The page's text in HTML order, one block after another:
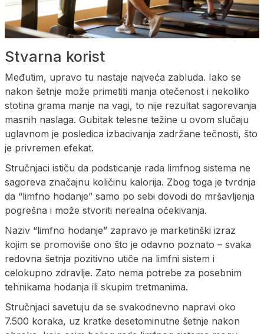
Stvarna korist
Međutim, upravo tu nastaje najveća zabluda. Iako se
nakon šetnje može primetiti manja otečenost i nekoliko
stotina grama manje na vagi, to nije rezultat sagorevanja
masnih naslaga. Gubitak telesne težine u ovom slučaju
uglavnom je posledica izbacivanja zadržane tečnosti, što
je privremen efekat.
Stručnjaci ističu da podsticanje rada limfnog sistema ne
sagoreva značajnu količinu kalorija. Zbog toga je tvrdnja
da “limfno hodanje” samo po sebi dovodi do mršavljenja
pogrešna i može stvoriti nerealna očekivanja.
Naziv “limfno hodanje” zapravo je marketinški izraz
kojim se promoviše ono što je odavno poznato – svaka
redovna šetnja pozitivno utiče na limfni sistem i
celokupno zdravlje. Zato nema potrebe za posebnim
tehnikama hodanja ili skupim tretmanima.
Stručnjaci savetuju da se svakodnevno napravi oko
7.500 koraka, uz kratke desetominutne šetnje nakon